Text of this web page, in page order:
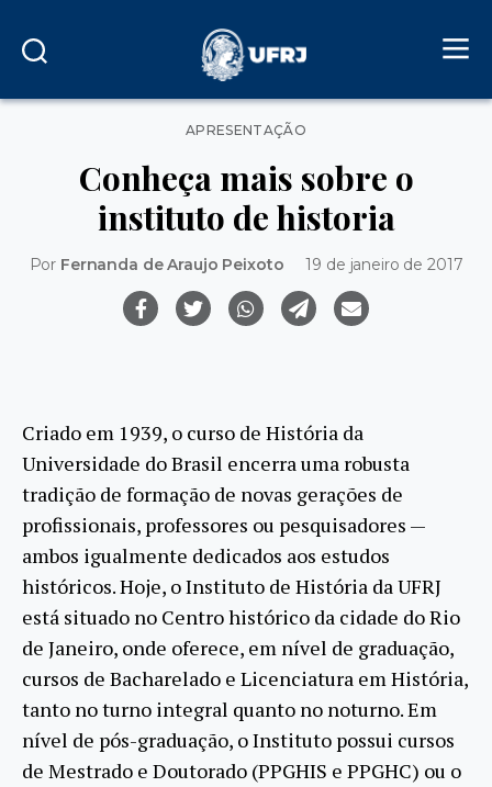
Categorias
APRESENTAÇÃO
Conheça mais sobre o
instituto de historia
Por Fernanda de Araujo Peixoto 19 de janeiro de 2017
Criado em 1939, o curso de História da
Universidade do Brasil encerra uma robusta
tradição de formação de novas gerações de
profissionais, professores ou pesquisadores —
ambos igualmente dedicados aos estudos
históricos. Hoje, o Instituto de História da UFRJ
está situado no Centro histórico da cidade do Rio
de Janeiro, onde oferece, em nível de graduação,
cursos de Bacharelado e Licenciatura em História,
tanto no turno integral quanto no noturno. Em
nível de pós-graduação, o Instituto possui cursos
de Mestrado e Doutorado (PPGHIS e PPGHC) ou o